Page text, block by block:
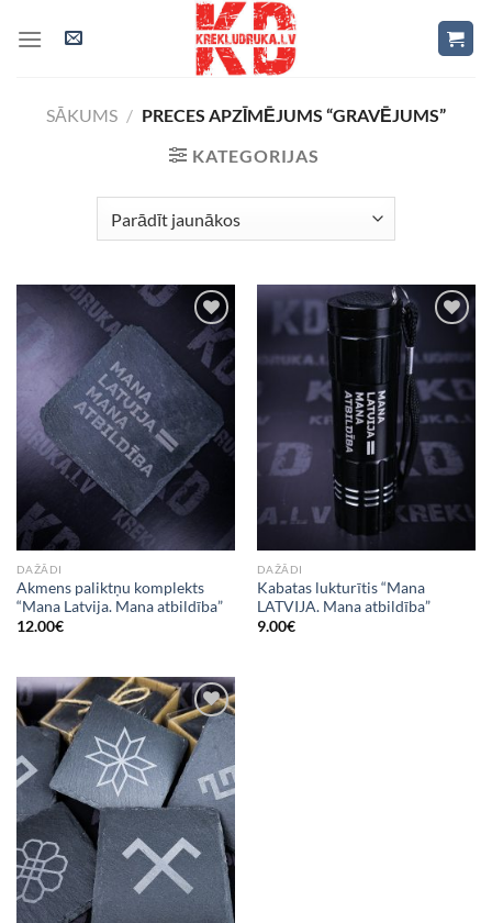
SĀKUMS / PRECES APZĪMĒJUMS “GRAVĒJUMS”
KATEGORIJAS
Add to
Wishlist
DAŽĀDI
Akmens paliktņu komplekts
“Mana Latvija. Mana atbildība”
12.00€
Add to
Wishlist
DAŽĀDI
Kabatas lukturītis “Mana
LATVIJA. Mana atbildība”
9.00€
Add to
Wishlist